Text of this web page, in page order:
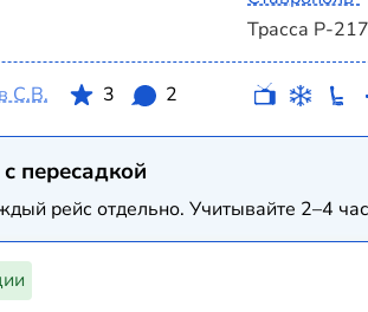
Трасса Р-
С.В. 3 2
пересадкой
рейс отдельно. Учитывайте 2–4